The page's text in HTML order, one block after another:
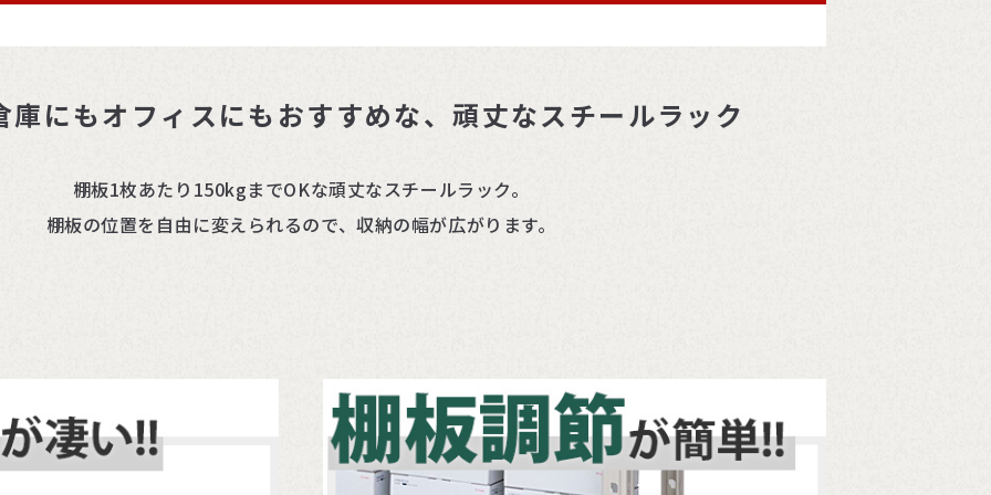
庫にもオフィスにもおすすめな、頑丈なスチールラック
棚板1枚あたり150kgまでOKな頑丈なスチールラック。
棚板の位置を自由に変えられるので、収納の幅が広がります。